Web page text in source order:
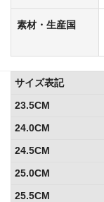
素材・生産国
サイズ表記
23.5CM
24.0CM
24.5CM
25.0CM
25.5CM